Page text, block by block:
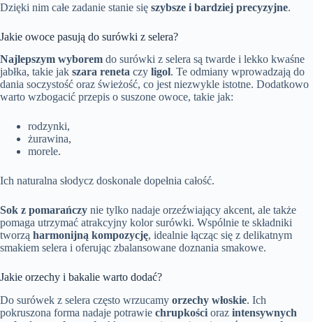
Dzięki nim całe zadanie stanie się szybsze i bardziej precyzyjne.
Jakie owoce pasują do surówki z selera?
Najlepszym wyborem do surówki z selera są twarde i lekko kwaśne
jabłka, takie jak szara reneta czy ligol. Te odmiany wprowadzają do
dania soczystość oraz świeżość, co jest niezwykle istotne. Dodatkowo
warto wzbogacić przepis o suszone owoce, takie jak:
rodzynki,
żurawina,
morele.
Ich naturalna słodycz doskonale dopełnia całość.
Sok z pomarańczy nie tylko nadaje orzeźwiający akcent, ale także
pomaga utrzymać atrakcyjny kolor surówki. Wspólnie te składniki
tworzą harmonijną kompozycję, idealnie łącząc się z delikatnym
smakiem selera i oferując zbalansowane doznania smakowe.
Jakie orzechy i bakalie warto dodać?
Do surówek z selera często wrzucamy orzechy włoskie. Ich
pokruszona forma nadaje potrawie chrupkości oraz intensywnych